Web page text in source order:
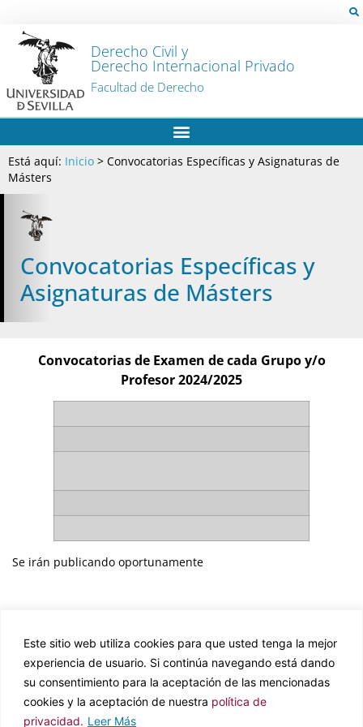
Este sitio web utiliza cookies para que usted tenga la mejor
experiencia de usuario. Si continúa navegando está dando
su consentimiento para la aceptación de las mencionadas
cookies y la aceptación de nuestra política de
privacidad. Leer Más
Derecho Civil y
Derecho Internacional Privado
Facultad de Derecho
Está aquí: Inicio > Convocatorias Específicas y Asignaturas de
Másters
Convocatorias Específicas y
Asignaturas de Másters
Convocatorias de Examen de cada Grupo y/o
Profesor 2024/2025
Se irán publicando oportunamente
Política de privacidad
Política de cookies
Departamento de Derecho Civil y Derecho Internacional Privado